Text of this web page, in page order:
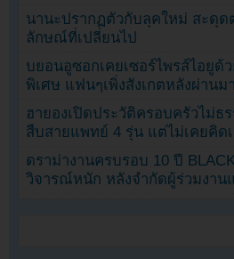
นานะปรากฏตัวกับลุคใหม่ สะดุด
ลักษณ์ที่เปลี่ยนไป
บยอนอูซอกเคยเซอร์ไพรส์ไอยูด้
พิเศษ แฟนๆเพิ่งสังเกตหลังผ่านม
ฮายองเปิดประวัติครอบครัวไม่ธ
สืบสายแพทย์ 4 รุ่น แต่ไม่เคยคิด
ดราม่างานครบรอบ 10 ปี
วิจารณ์หนัก หลังจำกัดผู้ร่วมงาน